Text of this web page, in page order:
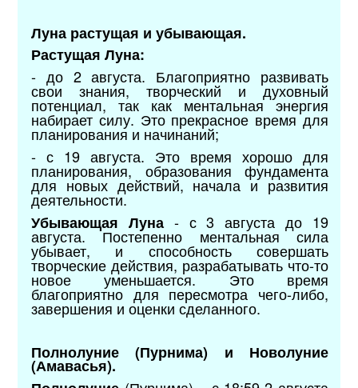
Луна растущая и убывающая.
Растущая Луна:
- до 2 августа. Благоприятно развивать
свои знания, творческий и духовный
потенциал, так как ментальная энергия
набирает силу. Это прекрасное время для
планирования и начинаний;
- с 19 августа. Это время хорошо для
планирования, образования фундамента
для новых действий, начала и развития
деятельности.
Убывающая Луна - с 3 августа до 19
августа. Постепенно ментальная сила
убывает, и способность совершать
творческие действия, разрабатывать что-то
новое уменьшается. Это время
благоприятно для пересмотра чего-либо,
завершения и оценки сделанного.
Полнолуние (Пурнима) и Новолуние
(Амавасья).